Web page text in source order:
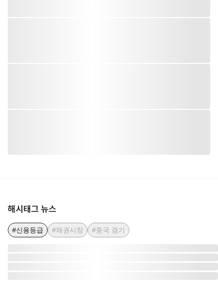
해시태그 뉴스
#신용등급 #채권시장 #중국 경기